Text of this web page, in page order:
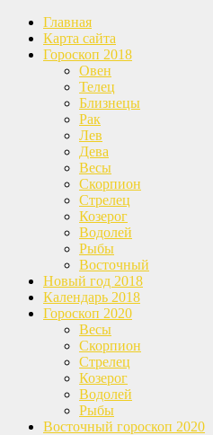
Главная
Карта сайта
Гороскоп 2018
Овен
Телец
Близнецы
Рак
Лев
Дева
Весы
Скорпион
Стрелец
Козерог
Водолей
Рыбы
Восточный
Новый год 2018
Календарь 2018
Гороскоп 2020
Весы
Скорпион
Стрелец
Козерог
Водолей
Рыбы
Восточный гороскоп 2020